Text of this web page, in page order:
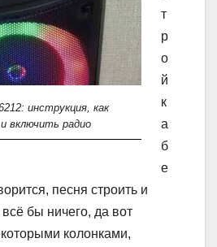
инструкция, как
включить радио
т
р
о
й
к
а
б
е
песня строить и
бы ничего, да вот
колонками,